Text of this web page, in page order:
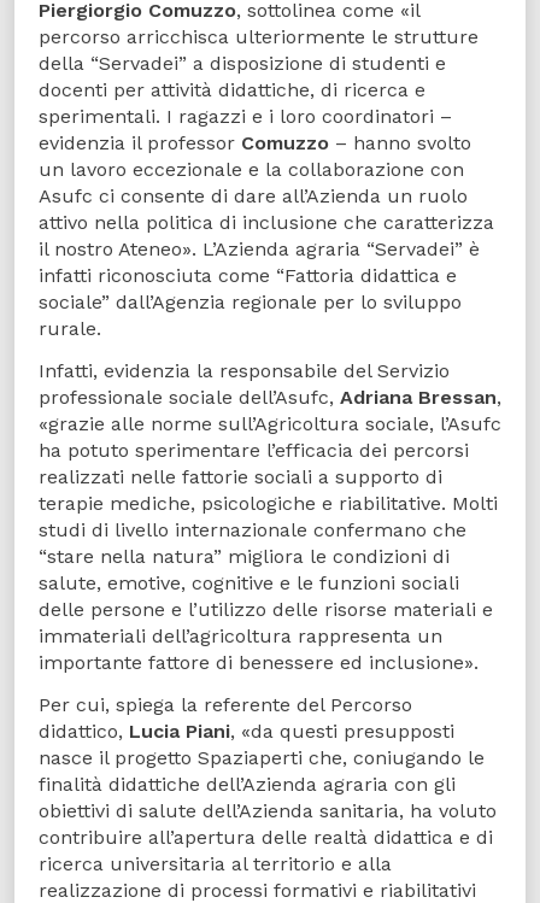
Piergiorgio Comuzzo, sottolinea come «il
percorso arricchisca ulteriormente le strutture
della “Servadei” a disposizione di studenti e
docenti per attività didattiche, di ricerca e
sperimentali. I ragazzi e i loro coordinatori –
evidenzia il professor Comuzzo – hanno svolto
un lavoro eccezionale e la collaborazione con
Asufc ci consente di dare all’Azienda un ruolo
attivo nella politica di inclusione che caratterizza
il nostro Ateneo». L’Azienda agraria “Servadei” è
infatti riconosciuta come “Fattoria didattica e
sociale” dall’Agenzia regionale per lo sviluppo
rurale.
Infatti, evidenzia la responsabile del Servizio
professionale sociale dell’Asufc, Adriana Bressan,
«grazie alle norme sull’Agricoltura sociale, l’Asufc
ha potuto sperimentare l’efficacia dei percorsi
realizzati nelle fattorie sociali a supporto di
terapie mediche, psicologiche e riabilitative. Molti
studi di livello internazionale confermano che
“stare nella natura” migliora le condizioni di
salute, emotive, cognitive e le funzioni sociali
delle persone e l’utilizzo delle risorse materiali e
immateriali dell’agricoltura rappresenta un
importante fattore di benessere ed inclusione».
Per cui, spiega la referente del Percorso
didattico, Lucia Piani, «da questi presupposti
nasce il progetto Spaziaperti che, coniugando le
finalità didattiche dell’Azienda agraria con gli
obiettivi di salute dell’Azienda sanitaria, ha voluto
contribuire all’apertura delle realtà didattica e di
ricerca universitaria al territorio e alla
realizzazione di processi formativi e riabilitativi